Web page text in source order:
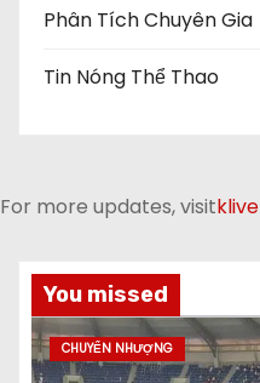
Phân Tích Chuyên Gia
Tin Nóng Thể Thao
For more updates, visitklive
You missed
CHUYỂN NHƯỢNG